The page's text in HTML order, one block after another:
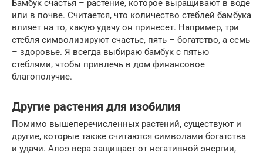
Бамбук счастья – растение, которое выращивают в воде
или в почве. Считается, что количество стеблей бамбука
влияет на то, какую удачу он принесет. Например, три
стебля символизируют счастье, пять – богатство, а семь
– здоровье. Я всегда выбираю бамбук с пятью
стеблями, чтобы привлечь в дом финансовое
благополучие.
Другие растения для изобилия
Помимо вышеперечисленных растений, существуют и
другие, которые также считаются символами богатства
и удачи. Алоэ вера защищает от негативной энергии,